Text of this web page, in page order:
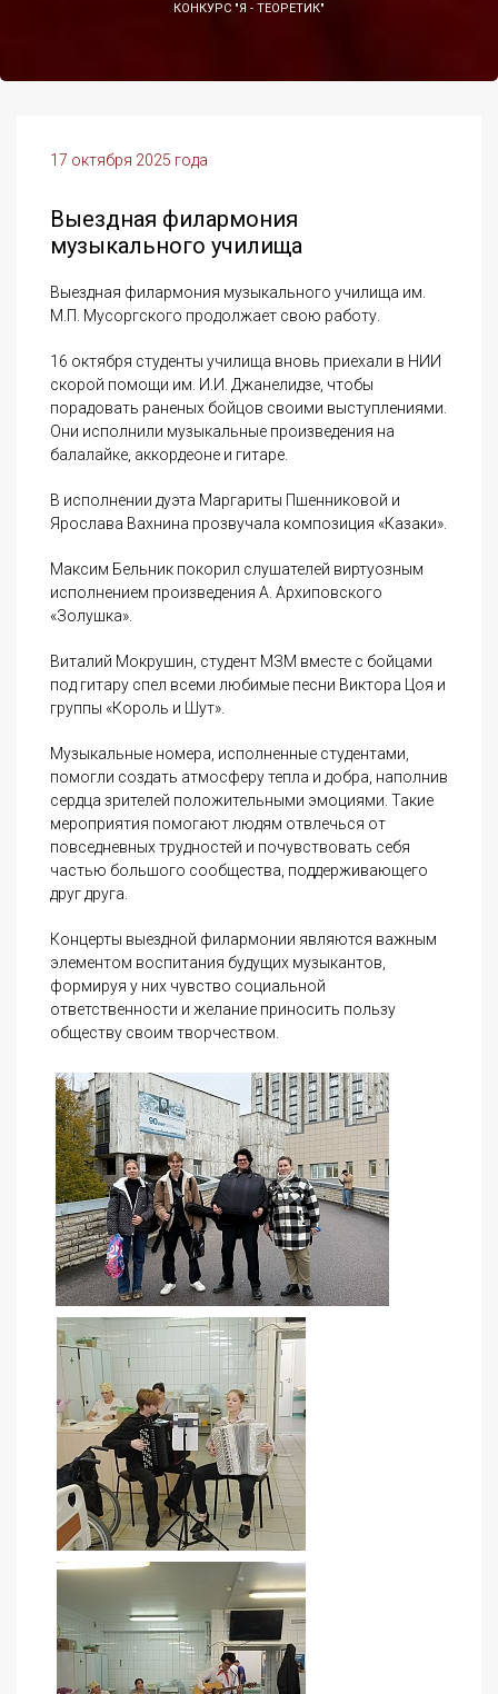
КОНКУРС "Я - ТЕОРЕТИК"
17 октября 2025 года
Выездная филармония
музыкального училища
Выездная филармония музыкального училища им.
М.П. Мусоргского продолжает свою работу.
16 октября студенты училища вновь приехали в НИИ
скорой помощи им. И.И. Джанелидзе, чтобы
порадовать раненых бойцов своими выступлениями.
Они исполнили музыкальные произведения на
балалайке, аккордеоне и гитаре.
В исполнении дуэта Маргариты Пшенниковой и
Ярослава Вахнина прозвучала композиция «Казаки».
Максим Бельник покорил слушателей виртуозным
исполнением произведения А. Архиповского
«Золушка».
Виталий Мокрушин, студент МЗМ вместе с бойцами
под гитару спел всеми любимые песни Виктора Цоя и
группы «Король и Шут».
Музыкальные номера, исполненные студентами,
помогли создать атмосферу тепла и добра, наполнив
сердца зрителей положительными эмоциями. Такие
мероприятия помогают людям отвлечься от
повседневных трудностей и почувствовать себя
частью большого сообщества, поддерживающего
друг друга.
Концерты выездной филармонии являются важным
элементом воспитания будущих музыкантов,
формируя у них чувство социальной
ответственности и желание приносить пользу
обществу своим творчеством.